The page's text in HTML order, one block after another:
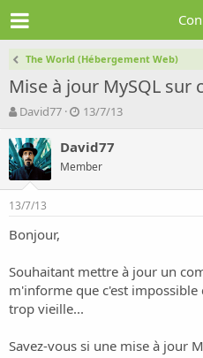
The World (Hébergement Web)
Mise à jour MySQL sur
A
t
e
u
r
d
l
d
i
c
s
David77
D
t
e
d
e
t
13/7/13
David77
Member
13/7/13
Bonjour,
Souhaitant mettre à jour un
m'informe que c'est
trop vieille...
Savez-vous si une mise à jour